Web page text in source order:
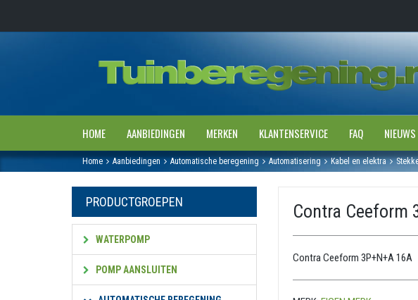
HOME AANBIEDINGEN MERKEN KLANTENSERVICE FAQ NIEUWS
Home Aanbiedingen Automatische beregening Automatisering Kabel en elektra
PRODUCTGROEPEN
WATERPOMP
POMP AANSLUITEN
Contra Ceeform
Contra Ceeform 3P+N+A 16A